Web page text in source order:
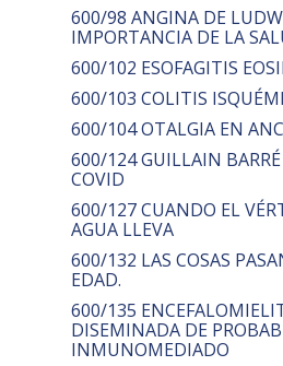
600/98 ANGINA DE
IMPORTANCIA DE LA
600/102 ESOFAGITIS
600/103 COLITIS
600/104 OTALGIA EN
600/124 GUILLAIN
COVID
600/127 CUANDO EL
AGUA LLEVA
600/132 LAS COSAS
EDAD.
600/135
DISEMINADA DE
INMUNOMEDIADO